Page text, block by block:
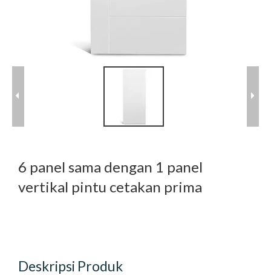
6 panel sama dengan 1 panel
vertikal pintu cetakan prima
Deskripsi Produk